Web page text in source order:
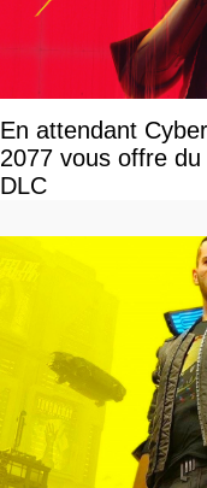
En attendant
2077 vous offre du
DLC